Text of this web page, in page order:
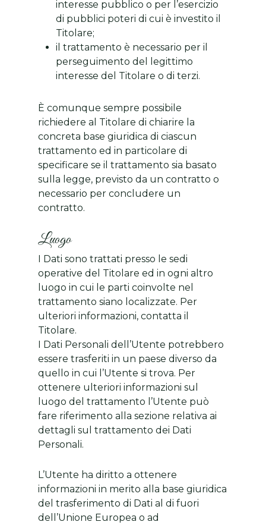
interesse pubblico o per l’esercizio
di pubblici poteri di cui è investito il
Titolare;
il trattamento è necessario per il
perseguimento del legittimo
interesse del Titolare o di terzi.
È comunque sempre possibile
richiedere al Titolare di chiarire la
concreta base giuridica di ciascun
trattamento ed in particolare di
specificare se il trattamento sia basato
sulla legge, previsto da un contratto o
necessario per concludere un
contratto.
Luogo
I Dati sono trattati presso le sedi
operative del Titolare ed in ogni altro
luogo in cui le parti coinvolte nel
trattamento siano localizzate. Per
ulteriori informazioni, contatta il
Titolare.
I Dati Personali dell’Utente potrebbero
essere trasferiti in un paese diverso da
quello in cui l’Utente si trova. Per
ottenere ulteriori informazioni sul
luogo del trattamento l’Utente può
fare riferimento alla sezione relativa ai
dettagli sul trattamento dei Dati
Personali.
L’Utente ha diritto a ottenere
informazioni in merito alla base giuridica
del trasferimento di Dati al di fuori
dell’Unione Europea o ad